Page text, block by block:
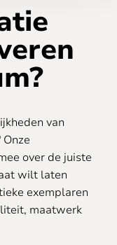
van
over de juiste
wilt laten
exemplaren
maatwerk